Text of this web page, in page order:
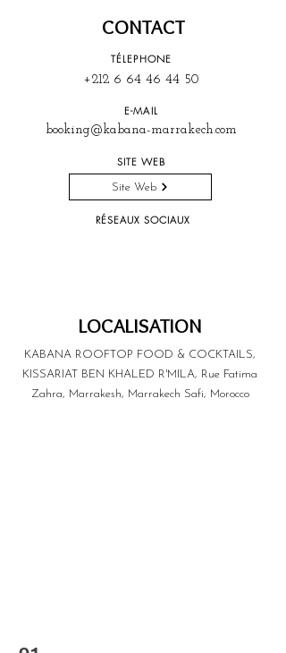
TÉLEPHONE
+212 6 64 46 44 50
E-MAIL
booking@kabana-marrakech.com
SITE WEB
Site Web
RÉSEAUX SOCIAUX
CONTACT
LOCALISATION
KABANA ROOFTOP FOOD & COCKTAILS,
KISSARIAT BEN KHALED R'MILA, Rue Fatima
Zahra, Marrakesh, Marrakech Safi, Morocco